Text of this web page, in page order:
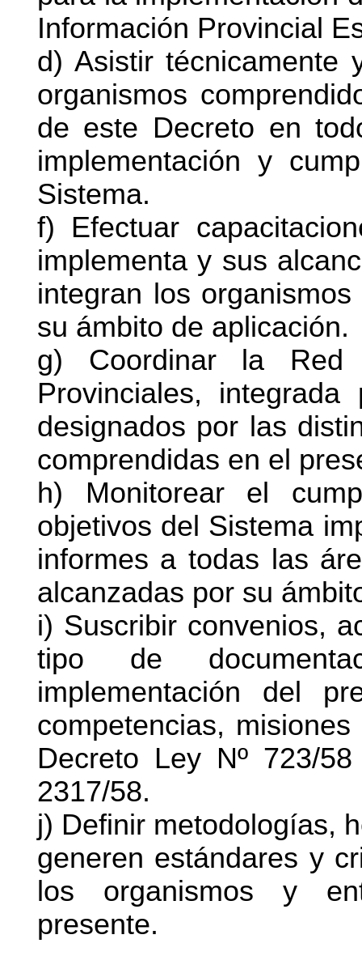
Información Provincial
d) Asistir técnicamente
organismos
de este Decreto en
implementación y
Sistema.
f) Efectuar
implementa y sus
integran los
su ámbito de aplicación.
g) Coordinar la Red
Provinciales,
designados por las
comprendidas en el
h) Monitorear el
objetivos del Sistema
informes a todas las
alcanzadas por su
i) Suscribir convenios,
tipo de
implementación del
competencias,
Decreto Ley Nº 723/
2317/58.
j) Definir metodologías,
generen estándares y
los organismos y
presente.